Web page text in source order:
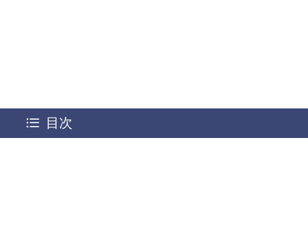
目次